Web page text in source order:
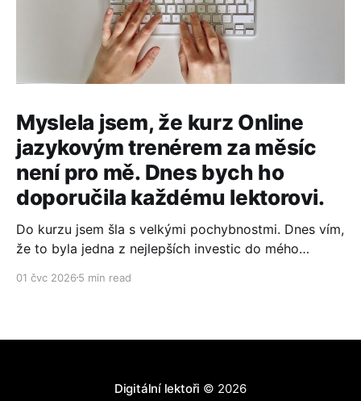
Myslela jsem, že kurz Online
jazykovým trenérem za měsíc
není pro mě. Dnes bych ho
doporučila každému lektorovi.
Do kurzu jsem šla s velkými pochybnostmi. Dnes vím,
že to byla jedna z nejlepších investic do mého
moje upřímná recenze.
01 čvc 2026 5 min read
Digitální lektoři © 2026